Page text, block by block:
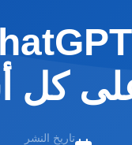
كل
تاريخ النشر